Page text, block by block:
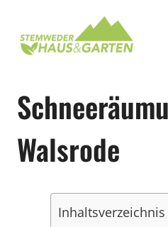
springen
Walsrode
Inhaltsverzeichnis